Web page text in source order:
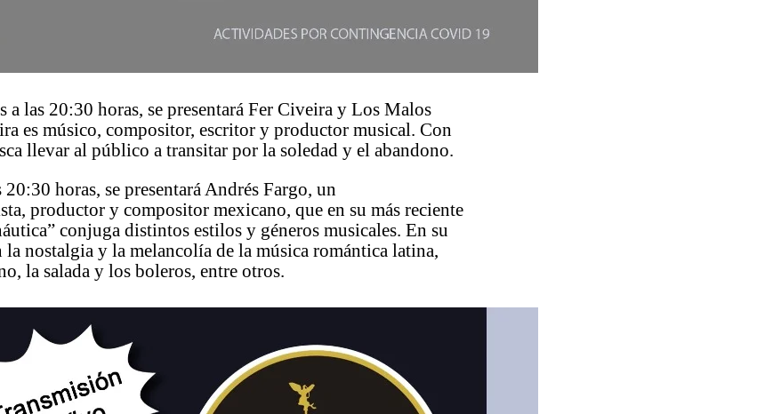
a las 20:30 horas, se presentará Fer Civeira y Los Malos
es músico, compositor, escritor y productor musical. Con
llevar al público a transitar por la soledad y el abandono.
horas, se presentará Andrés Fargo, un
productor y compositor mexicano, que en su más reciente
conjuga distintos estilos y géneros musicales. En su
la nostalgia y la melancolía de la música romántica latina,
la salada y los boleros, entre otros.